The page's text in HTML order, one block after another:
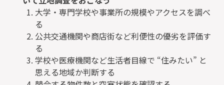
大学・専門学校や事業所の規模やアクセスを調べ
る
公共交通機関や商店街など利便性の優劣を評価す
る
学校や医療機関など生活者目線で “住みたい” と
思える地域か判断する